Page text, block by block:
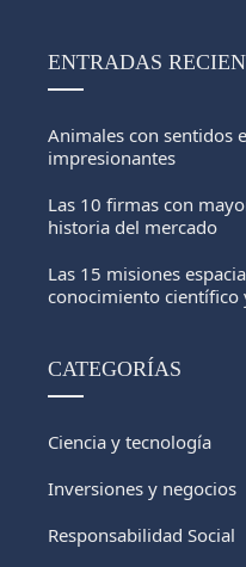
ENTRADAS
Animales con sentidos
impresionantes
Las 10 firmas con
historia del mercado
Las 15 misiones
conocimiento científico
CATEGORÍAS
Ciencia y tecnología
Inversiones y negocios
Responsabilidad Social